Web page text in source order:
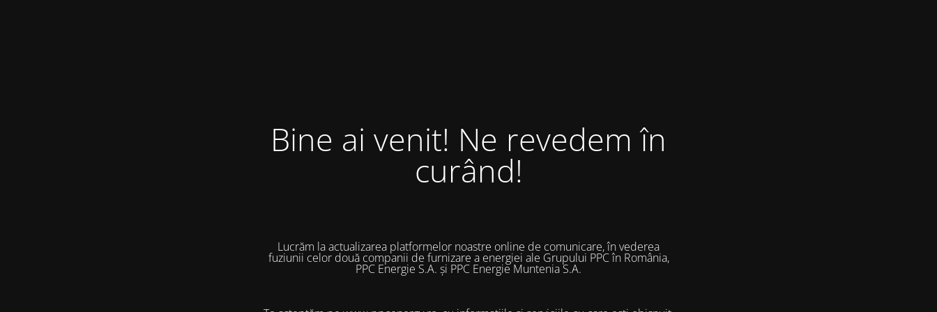
Bine ai venit! Ne revedem în
curând!
Lucrăm la actualizarea platformelor noastre online de comunicare, în vederea
fuziunii celor două companii de furnizare a energiei ale Grupului PPC în România,
PPC Energie S.A. și PPC Energie Muntenia S.A.